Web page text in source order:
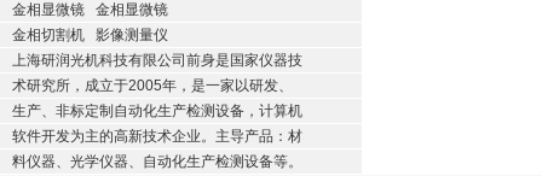
金相显微镜
金相显微镜
金相切割机
影像测量仪
上海研润光机科技有限公司前身是国家仪器技
术研究所，成立于2005年，是一家以研发、
生产、非标定制自动化生产检测设备，计算机
软件开发为主的高新技术企业。主导产品：材
料仪器、光学仪器、自动化生产检测设备等。